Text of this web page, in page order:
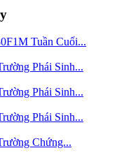
Tuần Cuối...
Phái Sinh...
Phái Sinh...
Phái Sinh...
Chứng...